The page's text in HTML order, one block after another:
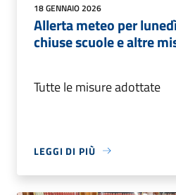
18 GENNAIO 2026
Allerta meteo per
chiuse scuole e altre
Tutte le misure adottate
LEGGI DI PIÙ